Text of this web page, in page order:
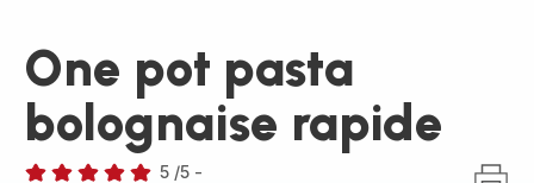
One pot pasta
bolognaise rapide
5 /5 -